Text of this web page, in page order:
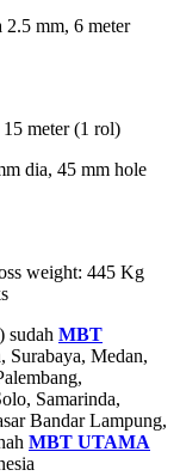
2.5 mm, 6 meter
meter (1 rol)
dia, 45 mm hole
weight: 445 Kg
MBT
Surabaya, Medan,
Samarinda,
Bandar Lampung,
MBT UTAMA